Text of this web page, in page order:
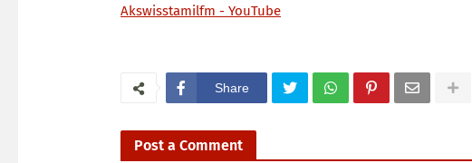
Akswisstamilfm - YouTube
Share
Post a Comment